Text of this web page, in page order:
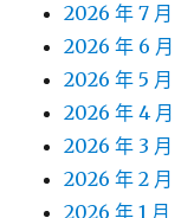
2026 年 7 月
2026 年 6 月
2026 年 5 月
2026 年 4 月
2026 年 3 月
2026 年 2 月
2026 年 1 月